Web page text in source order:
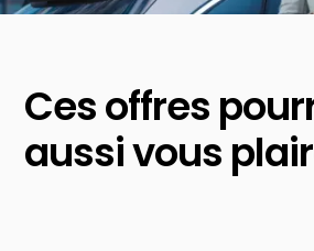
Ces offres
aussi vous